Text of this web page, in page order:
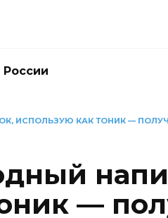
России
ИСПОЛЬЗУЮ КАК ТОНИК —
—